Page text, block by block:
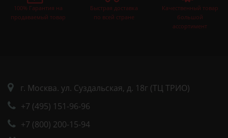
100% Гарантия на
продаваемый товар
Быстрая доставка
по всей стране
Качественный товар
большой
ассортимент
г. Москва. ул. Суздальская, д. 18г (ТЦ ТРИО)
+7 (495) 151-96-96
+7 (800) 200-15-94